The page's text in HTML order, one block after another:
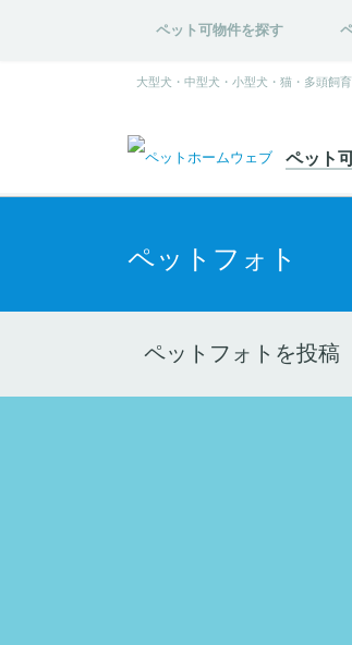
ペット可物件を探す
大型犬・中型犬・小型犬・猫・多頭飼
ペット
ペットフォト
ペットフォトを投稿